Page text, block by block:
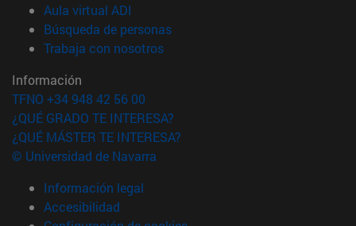
Aula virtual ADI
Búsqueda de personas(abre en nueva ventana)
Trabaja con nosotros(abre en nueva ventana)
Información
TFNO +34 948 42 56 00
¿QUÉ GRADO TE INTERESA?
¿QUÉ MÁSTER TE INTERESA?
© Universidad de Navarra
Información legal
Accesibilidad